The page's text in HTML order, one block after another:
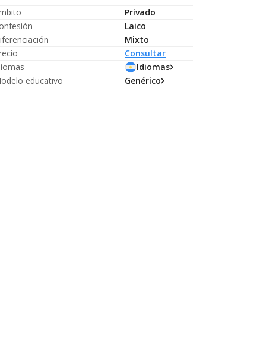
Privado
Laico
Mixto
Consultar
Idiomas
educativo
Genérico